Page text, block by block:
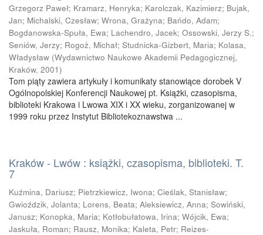
Grzegorz Paweł; Kramarz, Henryka; Karolczak, Kazimierz; Bujak,
Jan; Michalski, Czesław; Wrona, Grażyna; Bańdo, Adam;
Bogdanowska-Spuła, Ewa; Lachendro, Jacek; Ossowski, Jerzy S.;
Seniów, Jerzy; Rogoż, Michał; Studnicka-Gizbert, Maria; Kolasa,
Władysław (Wydawnictwo Naukowe Akademii Pedagogicznej,
Kraków, 2001)
Tom piąty zawiera artykuły i komunikaty stanowiące dorobek V
Ogólnopolskiej Konferencji Naukowej pt. Książki, czasopisma,
biblioteki Krakowa i Lwowa XIX i XX wieku, zorganizowanej w
1999 roku przez Instytut Bibliotekoznawstwa ...
Kraków - Lwów : książki, czasopisma, biblioteki. T.
7
Kuźmina, Dariusz; Pietrzkiewicz, Iwona; Cieślak, Stanisław;
Gwioździk, Jolanta; Lorens, Beata; Aleksiewicz, Anna; Sowiński,
Janusz; Konopka, Maria; Kotłobułatowa, Irina; Wójcik, Ewa;
Jaskuła, Roman; Rausz, Monika; Kaleta, Petr; Reizes-